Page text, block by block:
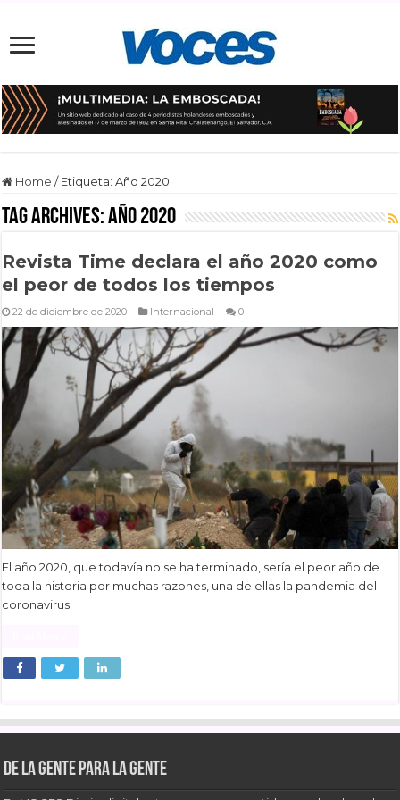
Home / Etiqueta:Año 2020
Tag Archives:Año 2020
Revista Time declara el año 2020 como
el peor de todos los tiempos
22 de diciembre de 2020 Internacional 0
El año 2020, que todavía no se ha terminado, sería el peor año de
toda la historia por muchas razones, una de ellas la pandemia del
coronavirus.
De la gente para la gente